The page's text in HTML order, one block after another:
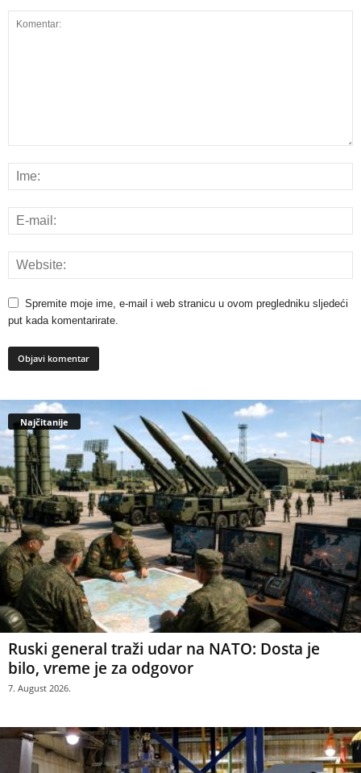
Spremite moje ime, e-mail i web stranicu u ovom pregledniku sljedeći
put kada komentarirate.
Najčitanije
Ruski general traži udar na NATO: Dosta je
bilo, vreme je za odgovor
7. August 2026.